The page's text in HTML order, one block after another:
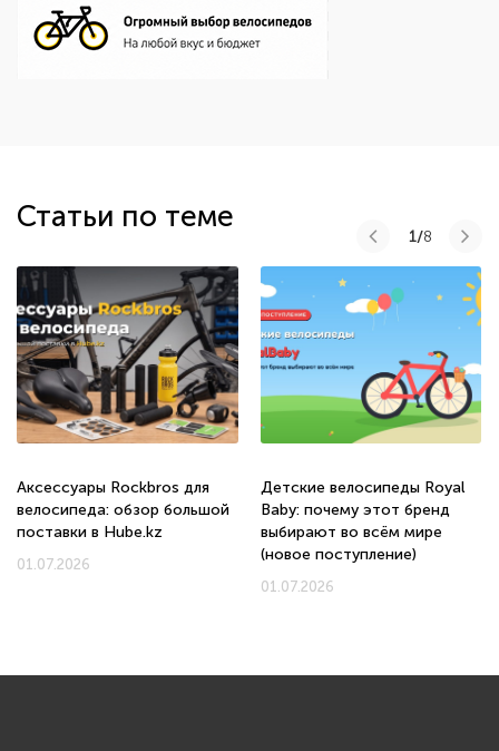
Статьи по теме
Аксессуары Rockbros для
велосипеда: обзор большой
поставки в Hube.kz
01.07.2026
Детские велосипеды Royal
Baby: почему этот бренд
выбирают во всём мире
(новое поступление)
01.07.2026
1/8